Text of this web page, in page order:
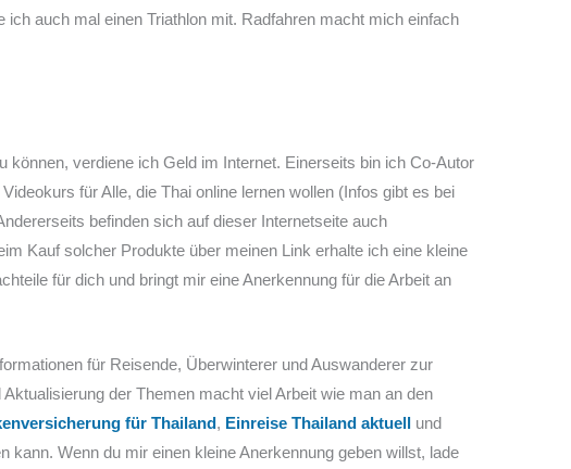
ich auch mal einen Triathlon mit. Radfahren macht mich einfach
können, verdiene ich Geld im Internet. Einerseits bin ich Co-Autor
für Alle, die Thai online lernen wollen (Infos gibt es bei
befinden sich auf dieser Internetseite auch
Kauf solcher Produkte über meinen Link erhalte ich eine kleine
für dich und bringt mir eine Anerkennung für die Arbeit an
für Reisende, Überwinterer und Auswanderer zur
der Themen macht viel Arbeit wie man an den
für Thailand, Einreise Thailand aktuell und
kann. Wenn du mir einen kleine Anerkennung geben willst, lade